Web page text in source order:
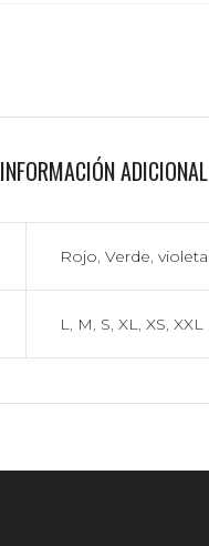
INFORMACIÓN ADICIONAL
Rojo Verde violeta
L M S XL XS XXL